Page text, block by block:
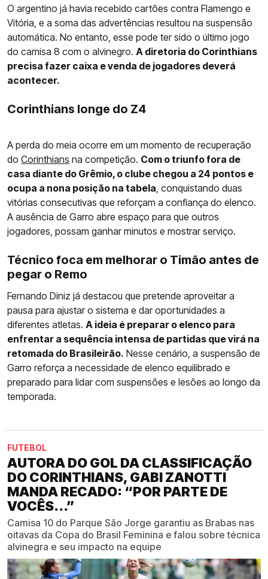
O argentino já havia recebido cartões contra Flamengo e
Vitória, e a soma das advertências resultou na suspensão
automática. No entanto, esse pode ter sido o último jogo
do camisa 8 com o alvinegro. A diretoria do Corinthians
precisa fazer caixa e venda de jogadores deverá
acontecer.
Corinthians longe do Z4
A perda do meia ocorre em um momento de recuperação
do Corinthians na competição. Com o triunfo fora de
casa diante do Grêmio, o clube chegou a 24 pontos e
ocupa a nona posição na tabela , conquistando duas
vitórias consecutivas que reforçam a confiança do elenco.
A ausência de Garro abre espaço para que outros
jogadores, possam ganhar minutos e mostrar serviço.
Técnico foca em melhorar o Timão antes de
pegar o Remo
Fernando Diniz já destacou que pretende aproveitar a
pausa para ajustar o sistema e dar oportunidades a
diferentes atletas. A ideia é preparar o elenco para
enfrentar a sequência intensa de partidas que virá na
retomada do Brasileirão. Nesse cenário, a suspensão de
Garro reforça a necessidade de elenco equilibrado e
preparado para lidar com suspensões e lesões ao longo da
temporada.
FUTEBOL
AUTORA DO GOL DA CLASSIFICAÇÃO
DO CORINTHIANS, GABI ZANOTTI
MANDA RECADO: “POR PARTE DE
VOCÊS...”
Camisa 10 do Parque São Jorge garantiu as Brabas nas
oitavas da Copa do Brasil Feminina e falou sobre técnica
alvinegra e seu impacto na equipe